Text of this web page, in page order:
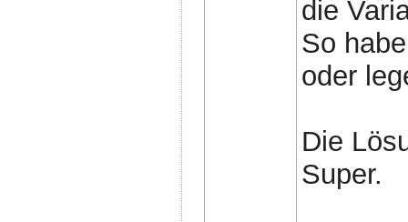
die
So
oder
Die
Super.